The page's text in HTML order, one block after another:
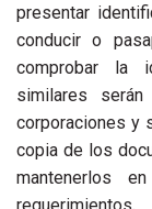
presentar
conducir o
comprobar la
similares
corporaciones y
copia de los
mantenerlos